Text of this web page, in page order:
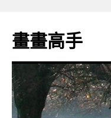
主
要
畫畫高手